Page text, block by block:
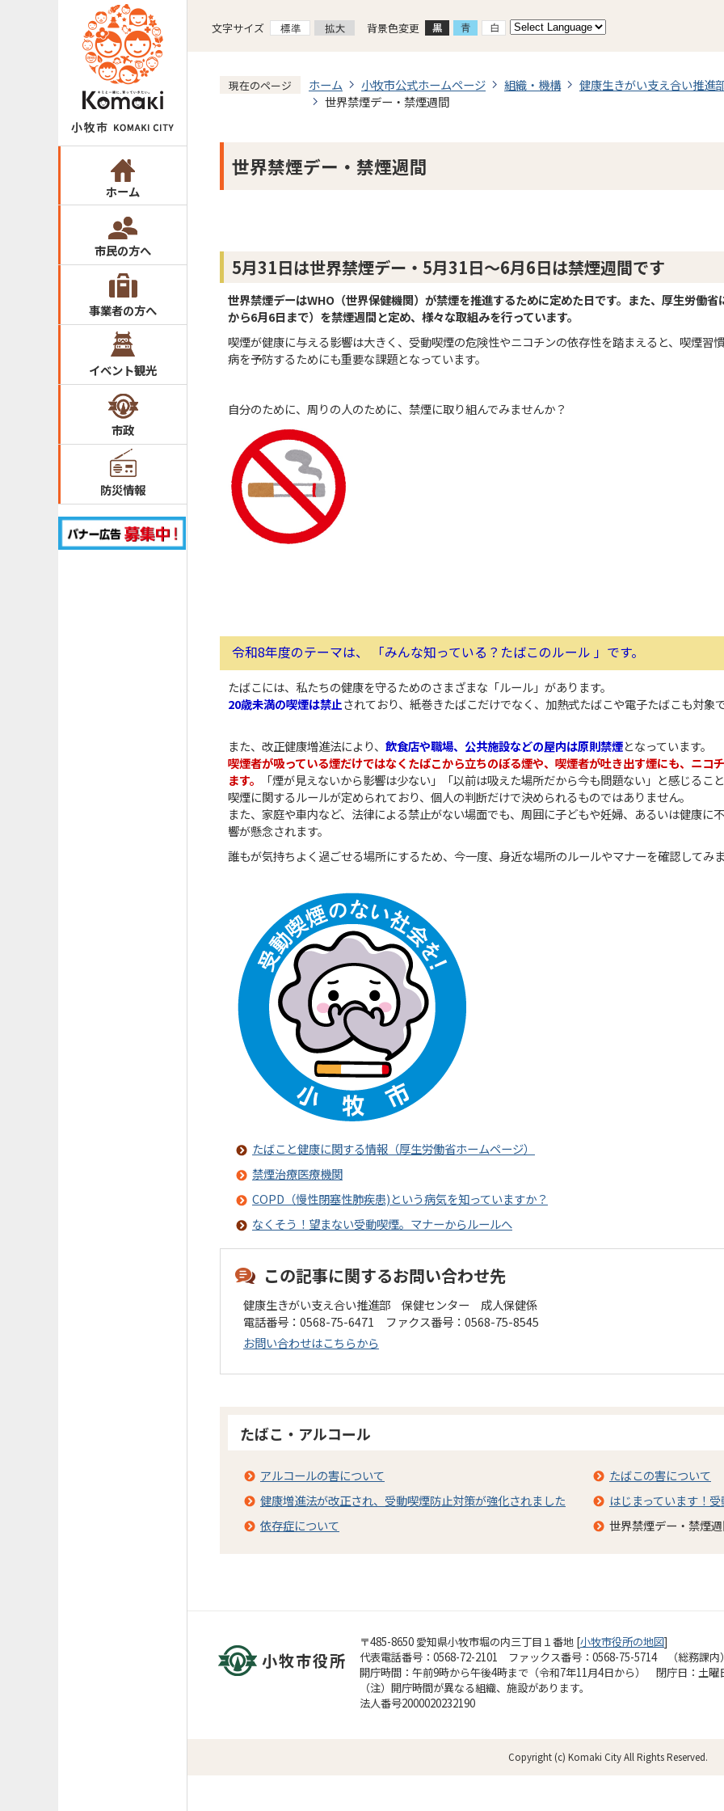
ホーム
市民の方へ
事業者の方へ
イベント観光
市政
防災情報
文字サイズ 背景色変更
現在のページ ホーム 小牧市公式ホームページ 組織・機構
健康生きがい支え合い推進
世界禁煙デー・禁煙週間
世界禁煙デー・禁煙週間
5月31日は世界禁煙デー・5月31日～6月6日は禁煙週間です
世界禁煙デーはWHO（世界保健機関）が禁煙を推進するために定めた日です。また、厚生労働省
から6月6日まで）を禁煙週間と定め、様々な取組みを行っています。
喫煙が健康に与える影響は大きく、受動喫煙の危険性やニコチンの依存性を踏まえると、喫煙習
病を予防するためにも重要な課題となっています。
自分のために、周りの人のために、禁煙に取り組んでみませんか？
令和8年度のテーマは、 「みんな知っている？たばこのルール 」 です。
たばこには、私たちの健康を守るためのさまざまな「ルール」があります。
20歳未満の喫煙は禁止されており、紙巻きたばこだけでなく、加熱式たばこや電子たばこも対象
また、改正健康増進法により、 飲食店や職場、公共施設などの屋内は原則禁煙となっています。
喫煙者が吸っている煙だけではなくたばこから立ちのぼる煙や、喫煙者が吐き出す煙にも、ニコ
ます。
「煙が見えないから影響は少ない」「以前は吸えた場所だから今も問題ない」と感じる
喫煙に関するルールが定められており、個人の判断だけで決められるものではありません。
また、家庭や車内など、法律による禁止がない場面でも、周囲に子どもや妊婦、あるいは健康に
響が懸念されます。
誰もが気持ちよく過ごせる場所にするため、今一度、身近な場所のルールやマナーを確認してみ
たばこと健康に関する情報（厚生労働省ホームページ）
禁煙治療医療機関
COPD（慢性閉塞性肺疾患)という病気を知っていますか？
なくそう！望まない受動喫煙。マナーからルールへ
この記事に関するお問い合わせ先
健康生きがい支え合い推進部 保健センター 成人保健係
電話番号：0568-75-6471 ファクス番号：0568-75-8545
お問い合わせはこちらから
たばこ・アルコール
アルコールの害について
たばこの害について
健康増進法が改正され、受動喫煙防止対策が強化されました
はじまっています！
依存症について
世界禁煙デー・禁煙
小牧市役所
〒485-8650 愛知県小牧市堀の内三丁目１番地 [小牧市役所の地図]
代表電話番号：0568-72-2101 ファックス番号：0568-75-5714 （総務課内
開庁時間：午前9時から午後4時まで（令和7年11月4日から） 閉庁日：土曜
（注）開庁時間が異なる組織、施設があります。
法人番号2000020232190
Copyright (c) Komaki City All Rights Reserved.